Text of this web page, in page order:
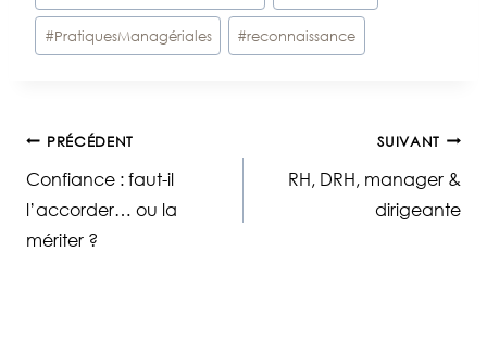
de
la#PratiquesManagériales #reconnaissance
Navigation
de
PRÉCÉDENT
Confiance : faut-il
l’accorder… ou la
mériter ?
SUIVANT
RH, DRH, manager &
dirigeante